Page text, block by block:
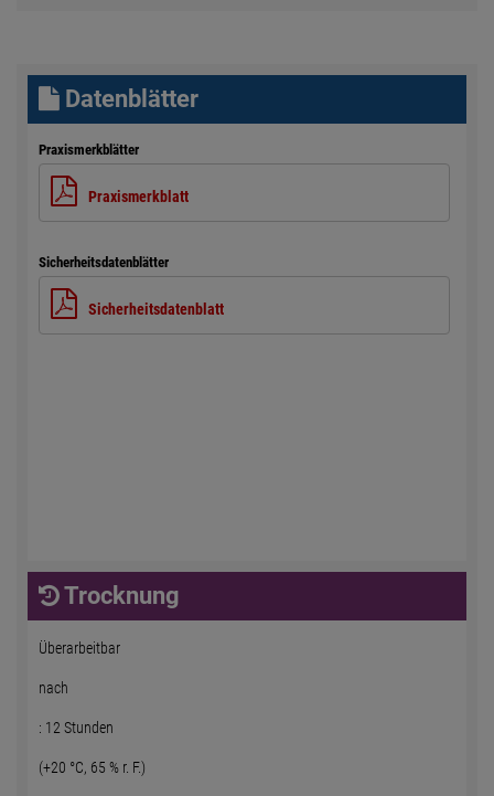
Datenblätter
Praxismerkblätter
Praxismerkblatt
Sicherheitsdatenblätter
Sicherheitsdatenblatt
Trocknung
Überarbeitbar
nach
: 12 Stunden
(+20 °C, 65 % r. F.)